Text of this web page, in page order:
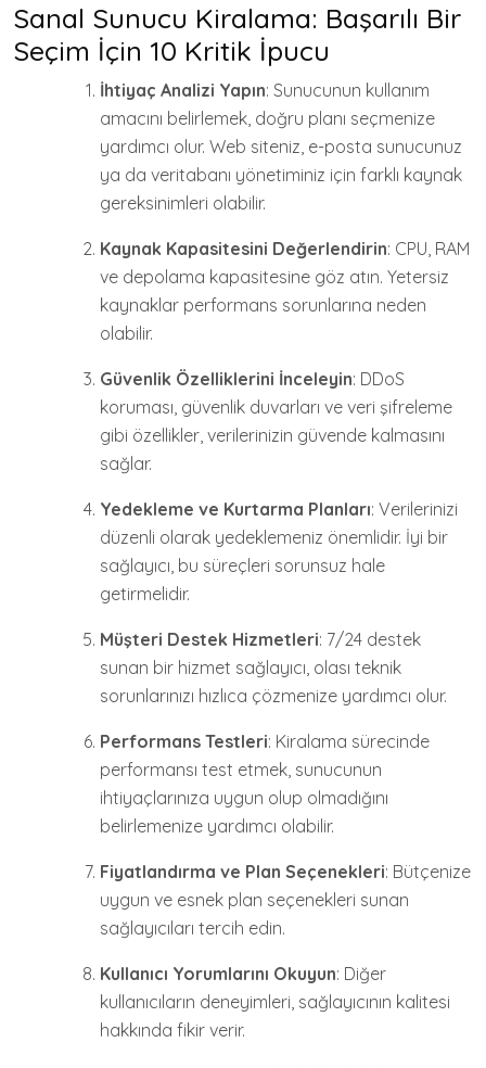
Sanal Sunucu Kiralama: Başarılı Bir
Seçim İçin 10 Kritik İpucu
İhtiyaç Analizi Yapın: Sunucunun kullanım
amacını belirlemek, doğru planı seçmenize
yardımcı olur. Web siteniz, e-posta sunucunuz
ya da veritabanı yönetiminiz için farklı kaynak
gereksinimleri olabilir.
Kaynak Kapasitesini Değerlendirin: CPU, RAM
ve depolama kapasitesine göz atın. Yetersiz
kaynaklar performans sorunlarına neden
olabilir.
Güvenlik Özelliklerini İnceleyin: DDoS
koruması, güvenlik duvarları ve veri şifreleme
gibi özellikler, verilerinizin güvende kalmasını
sağlar.
Yedekleme ve Kurtarma Planları: Verilerinizi
düzenli olarak yedeklemeniz önemlidir. İyi bir
sağlayıcı, bu süreçleri sorunsuz hale
getirmelidir.
Müşteri Destek Hizmetleri: 7/24 destek
sunan bir hizmet sağlayıcı, olası teknik
sorunlarınızı hızlıca çözmenize yardımcı olur.
Performans Testleri: Kiralama sürecinde
performansı test etmek, sunucunun
ihtiyaçlarınıza uygun olup olmadığını
belirlemenize yardımcı olabilir.
Fiyatlandırma ve Plan Seçenekleri: Bütçenize
uygun ve esnek plan seçenekleri sunan
sağlayıcıları tercih edin.
Kullanıcı Yorumlarını Okuyun: Diğer
kullanıcıların deneyimleri, sağlayıcının kalitesi
hakkında fikir verir.